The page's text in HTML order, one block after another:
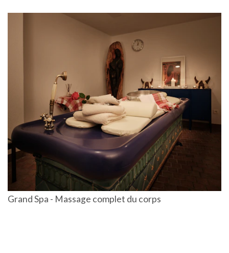
Grand Spa - Massage complet du corps